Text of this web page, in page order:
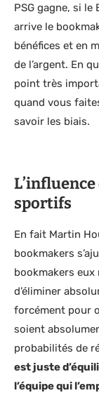
PSG gagne, si le
arrive le
bénéfices et en
de l’argent. En
point très
quand vous
savoir les biais.
sportifs
En fait Martin
bookmakers
bookmakers
d’éliminer
forcément pour
soient
probabilités de
est juste
l’équipe qui